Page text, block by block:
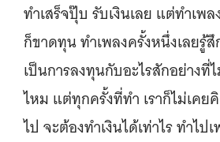
ทำเสร็จปุ๊บ รับเงินเลย แต่ทำเพล
ก็ขาดทุน ทำเพลงครั้งหนึ่งเลยรู้
เป็นการลงทุนกับอะไรสักอย่างที่
ไหม แต่ทุกครั้งที่ทำ เราก็ไม่เคย
ไป จะต้องทำเงินได้เท่าไร ทำไป